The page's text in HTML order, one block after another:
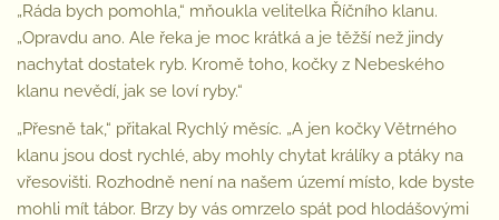
„Ráda bych pomohla,“ mňoukla velitelka Říčního klanu.
„Opravdu ano. Ale řeka je moc krátká a je těžší než jindy
nachytat dostatek ryb. Kromě toho, kočky z Nebeského
klanu nevědí, jak se loví ryby.“
„Přesně tak,“ přitakal Rychlý měsíc. „A jen kočky Větrného
klanu jsou dost rychlé, aby mohly chytat králíky a ptáky na
vřesovišti. Rozhodně není na našem území místo, kde byste
mohli mít tábor. Brzy by vás omrzelo spát pod hlodášovými